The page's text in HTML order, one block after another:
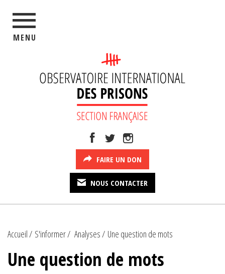
MENU
FAIRE UN DON
NOUS CONTACTER
Accueil S'informer Analyses Une question de mots
Une question de mots